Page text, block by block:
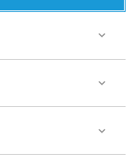
各種オープンネ
プ